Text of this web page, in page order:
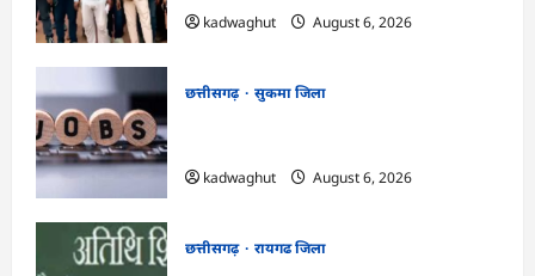
kadwaghut
August 6, 2026
छत्तीसगढ़
सुकमा जिला
kadwaghut
August 6, 2026
छत्तीसगढ़
रायगढ जिला